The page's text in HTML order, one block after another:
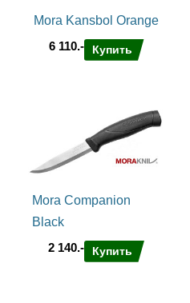
сканди спуски с
толщина клинка. Рез
– нож бритвенно-острый,
побриться.
в шероховатую резину служит
Форма рукояти очень удобна
работе или строгании
Mora Kansbol Orange
6 110.-
Купить
Mora Companion
Black
2 140.-
Купить